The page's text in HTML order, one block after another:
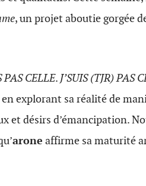
, un projet aboutie gorgée
PAS CELLE. J’SUIS (TJR) PAS
explorant sa réalité de
et désirs d’émancipation.
arone affirme sa maturité